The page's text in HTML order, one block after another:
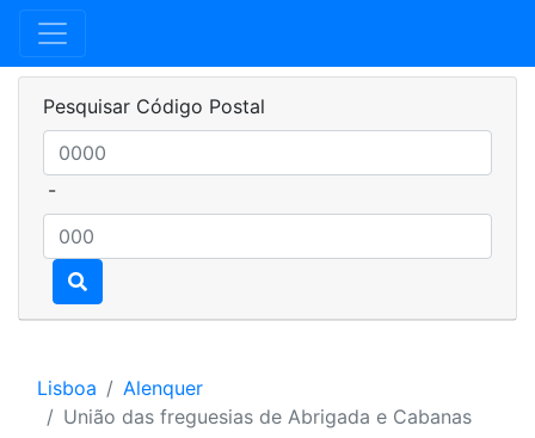
Pesquisar Código Postal
-
Lisboa
Alenquer
União das freguesias de Abrigada e Cabanas